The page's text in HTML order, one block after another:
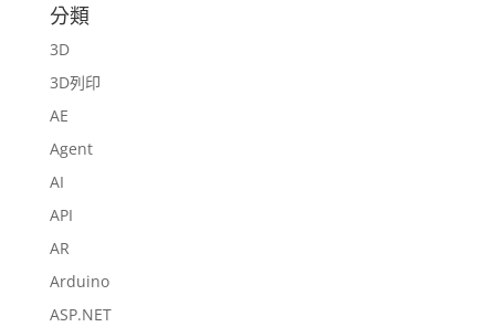
分類
3D
3D列印
AE
Agent
AI
API
AR
Arduino
ASP.NET